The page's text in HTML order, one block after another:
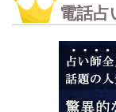
電話占